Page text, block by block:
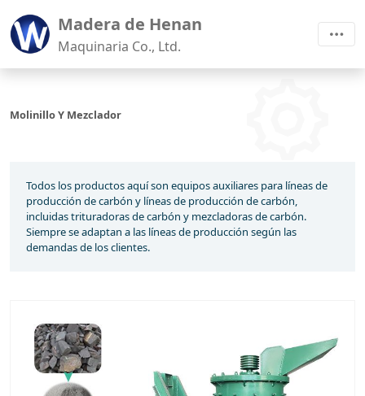
Madera de Henan
Maquinaria Co., Ltd.
Molinillo Y Mezclador
Todos los productos aquí son equipos auxiliares para líneas de
producción de carbón y líneas de producción de carbón,
incluidas trituradoras de carbón y mezcladoras de carbón.
Siempre se adaptan a las líneas de producción según las
demandas de los clientes.